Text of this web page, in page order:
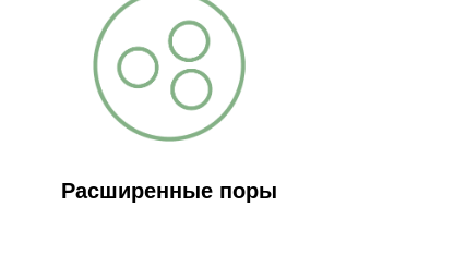
Расширенные поры